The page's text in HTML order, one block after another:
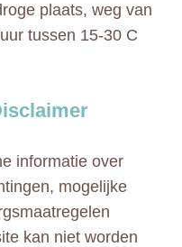
plaats, weg van
tussen 15-30 C
informatie over
mogelijke
kan niet worden